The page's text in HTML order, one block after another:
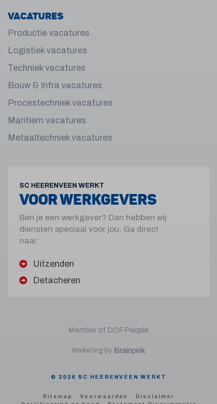
Vacatures
Productie vacatures
Logistiek vacatures
Techniek vacatures
Bouw & Infra vacatures
Procestechniek vacatures
Maritiem vacatures
Metaaltechniek vacatures
SC HEERENVEEN WERKT
VOOR WERKGEVERS
Ben je een werkgever? Dan hebben wij
diensten speciaal voor jou. Ga direct
naar:
Uitzenden
Detacheren
Member of DDF People
Marketing by Brainpink
© 2026 SC HEERENVEEN WERKT
Sitemap Voorwaarden
Disclaimer